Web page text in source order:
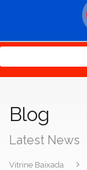
Blog
Latest News
Vitrine Baixada